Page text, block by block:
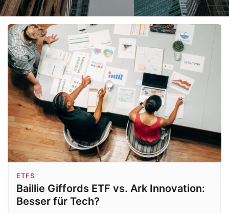
ETFS
Baillie Giffords ETF vs. Ark Innovation:
Besser für Tech?